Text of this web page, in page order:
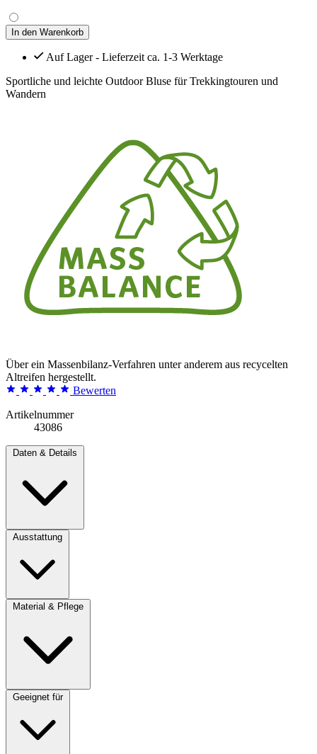
In den Warenkorb
Auf Lager - Lieferzeit ca. 1-3 Werktage
Sportliche und leichte Outdoor Bluse für Trekkingtouren und
Wandern
Über ein Massenbilanz-Verfahren unter anderem aus recycelten
Altreifen hergestellt.
Bewerten
Artikelnummer
43086
Daten & Details
Ausstattung
Material & Pflege
Geeignet für